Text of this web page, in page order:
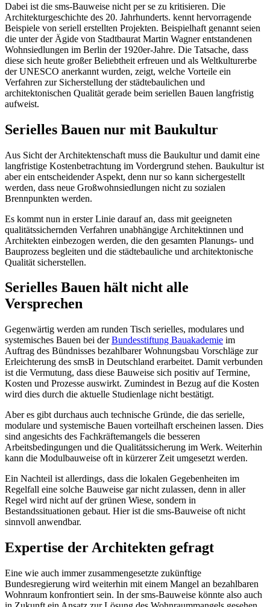
Dabei ist die sms-Bauweise nicht per se zu kritisieren. Die
Architekturgeschichte des 20. Jahrhunderts. kennt hervorragende
Beispiele von seriell erstellten Projekten. Beispielhaft genannt seien
die unter der Ägide von Stadtbaurat Martin Wagner entstandenen
Wohnsiedlungen im Berlin der 1920er-Jahre. Die Tatsache, dass
diese sich heute großer Beliebtheit erfreuen und als Weltkulturerbe
der UNESCO anerkannt wurden, zeigt, welche Vorteile ein
Verfahren zur Sicherstellung der städtebaulichen und
architektonischen Qualität gerade beim seriellen Bauen langfristig
aufweist.
Serielles Bauen nur mit Baukultur
Aus Sicht der Architektenschaft muss die Baukultur und damit eine
langfristige Kostenbetrachtung im Vordergrund stehen. Baukultur ist
aber ein entscheidender Aspekt, denn nur so kann sichergestellt
werden, dass neue Großwohnsiedlungen nicht zu sozialen
Brennpunkten werden.
Es kommt nun in erster Linie darauf an, dass mit geeigneten
qualitätssichernden Verfahren unabhängige Architektinnen und
Architekten einbezogen werden, die den gesamten Planungs- und
Bauprozess begleiten und die städtebauliche und architektonische
Qualität sicherstellen.
Serielles Bauen hält nicht alle
Versprechen
Gegenwärtig werden am runden Tisch serielles, modulares und
systemisches Bauen bei derBundesstiftung Bauakademie im
Auftrag des Bündnisses bezahlbarer Wohnungsbau Vorschläge zur
Erleichterung des smsB in Deutschland erarbeitet. Damit verbunden
ist die Vermutung, dass diese Bauweise sich positiv auf Termine,
Kosten und Prozesse auswirkt. Zumindest in Bezug auf die Kosten
wird dies durch die aktuelle Studienlage nicht bestätigt.
Aber es gibt durchaus auch technische Gründe, die das serielle,
modulare und systemische Bauen vorteilhaft erscheinen lassen. Dies
sind angesichts des Fachkräftemangels die besseren
Arbeitsbedingungen und die Qualitätssicherung im Werk. Weiterhin
kann die Modulbauweise oft in kürzerer Zeit umgesetzt werden.
Ein Nachteil ist allerdings, dass die lokalen Gegebenheiten im
Regelfall eine solche Bauweise gar nicht zulassen, denn in aller
Regel wird nicht auf der grünen Wiese, sondern in
Bestandssituationen gebaut. Hier ist die sms-Bauweise oft nicht
sinnvoll anwendbar.
Expertise der Architekten gefragt
Eine wie auch immer zusammengesetzte zukünftige
Bundesregierung wird weiterhin mit einem Mangel an bezahlbaren
Wohnraum konfrontiert sein. In der sms-Bauweise könnte also auch